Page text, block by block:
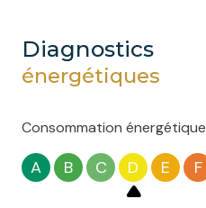
diagnostics
énergétiques
Consommation énergétique
A B C D E F